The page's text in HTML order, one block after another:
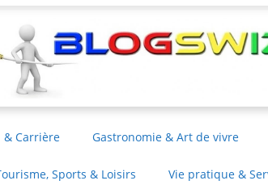
& Carrière Gastronomie & Art de vivre
Sports & Loisirs Vie pratique &